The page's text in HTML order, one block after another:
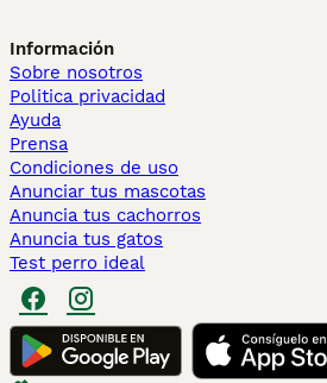
Información
Sobre nosotros
Politica privacidad
Ayuda
Prensa
Condiciones de uso
Anunciar tus mascotas
Anuncia tus cachorros
Anuncia tus gatos
Test perro ideal